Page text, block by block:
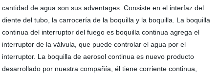
cantidad de agua son sus adventages. Consiste en el interfaz del
diente del tubo, la carrocería de la boquilla y la boquilla. La boquilla
continua del interruptor del fuego es boquilla continua agrega el
interruptor de la válvula, que puede controlar el agua por el
interruptor. La boquilla de aerosol continua es nuevo producto
desarrollado por nuestra compañía, él tiene corriente continua,